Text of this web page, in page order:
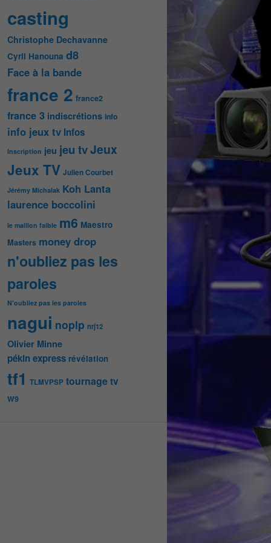
casting
Christophe Dechavanne
Cyril Hanouna d8
Face à la bande
france 2 france2
france 3 indiscrétions info
info jeux tv Infos
Inscription jeu jeu tvJeux
Jeux TV Julien Courbet
Jérémy Michalak Koh Lanta
laurence boccolini
le maillon faible m6 Maestro
Masters money drop
n'oubliez pas les
paroles
N'oubliez pas les paroles
nagui noplp nrj12
Olivier Minne
pékin express révélation
tf1 TLMVPSP tournagetv
W9